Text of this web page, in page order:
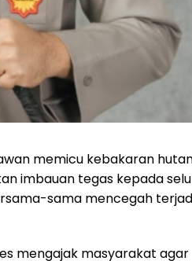
memicu kebakaran
imbauan tegas kepada
sama mencegah
mengajak masyarakat agar